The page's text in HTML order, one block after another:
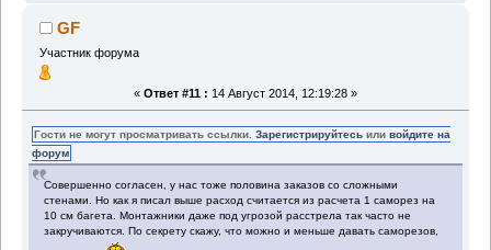
GF
Участник форума
« Ответ #11 : 14 Август 2014, 12:19:28 »
Гости не могут просматривать ссылки.Зарегистрируйтесь иливойдите на
форум
Совершенно согласен, у нас тоже половина заказов со сложными
стенами. Но как я писал выше расход считается из расчета 1 саморез на
10 см багета. Монтажники даже под угрозой расстрела так часто не
закручиваются. По секрету скажу, что можно и меньше давать саморезов,